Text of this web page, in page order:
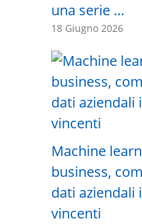
una serie …
18 Giugno 2026
Machine
business,
dati aziendali
vincenti